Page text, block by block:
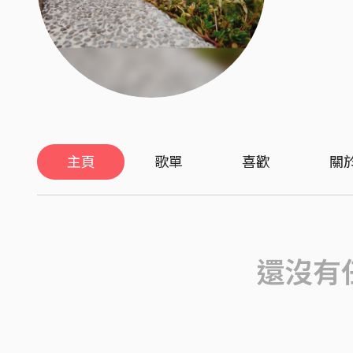
主頁 歌單 喜歡 關
還沒有